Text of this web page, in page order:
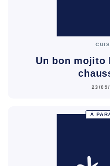
Un bon mojito
23/
À